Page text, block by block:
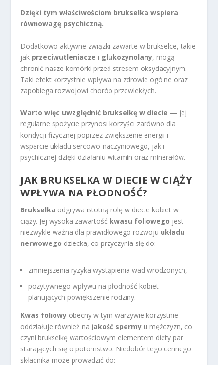
Dzięki tym właściwościom brukselka wspiera
równowagę psychiczną.
Dodatkowo aktywne związki zawarte w brukselce, takie
jak przeciwutleniacze i glukozynolany, mogą
chronić nasze komórki przed stresem oksydacyjnym.
Taki efekt korzystnie wpływa na zdrowie ogólne oraz
zapobiega rozwojowi chorób przewlekłych.
Warto więc uwzględnić brukselkę w diecie — jej
regularne spożycie przynosi korzyści zarówno dla
kondycji fizycznej poprzez zwiększenie energii i
wsparcie układu sercowo-naczyniowego, jak i
psychicznej dzięki działaniu witamin oraz minerałów.
JAK BRUKSELKA W DIECIE W CIĄŻY
WPŁYWA NA PŁODNOŚĆ?
Brukselka odgrywa istotną rolę w diecie kobiet w
ciąży. Jej wysoka zawartość kwasu foliowego jest
niezwykle ważna dla prawidłowego rozwoju układu
nerwowego dziecka, co przyczynia się do:
zmniejszenia ryzyka wystąpienia wad wrodzonych,
pozytywnego wpływu na płodność kobiet
planujących powiększenie rodziny.
Kwas foliowy obecny w tym warzywie korzystnie
oddziałuje również na jakość spermy u mężczyzn, co
czyni brukselkę wartościowym elementem diety par
starających się o potomstwo. Niedobór tego cennego
składnika może prowadzić do: